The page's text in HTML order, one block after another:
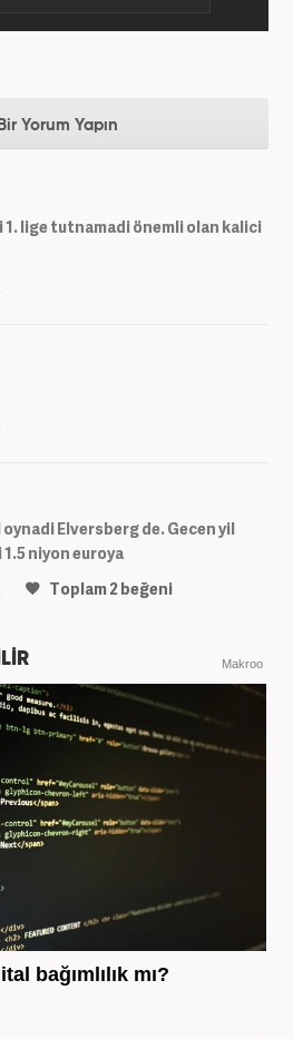
Bir Yorum Yapın
lige tutnamadi önemli olan kalici
Elversberg de. Gecen yil
niyon euroya
Toplam2beğeni
Makroo
bağımlılık mı?